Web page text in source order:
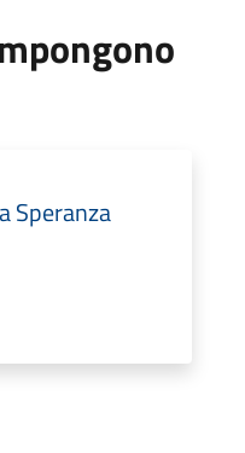
Speranza